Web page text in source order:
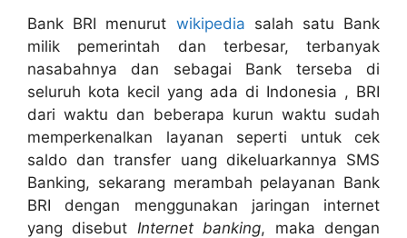
Bank BRI menurut wikipedia salah satu Bank
milik pemerintah dan terbesar, terbanyak
nasabahnya dan sebagai Bank terseba di
seluruh kota kecil yang ada di Indonesia , BRI
dari waktu dan beberapa kurun waktu sudah
memperkenalkan layanan seperti untuk cek
saldo dan transfer uang dikeluarkannya SMS
Banking, sekarang merambah pelayanan Bank
BRI dengan menggunakan jaringan internet
yang disebut Internet banking, maka dengan